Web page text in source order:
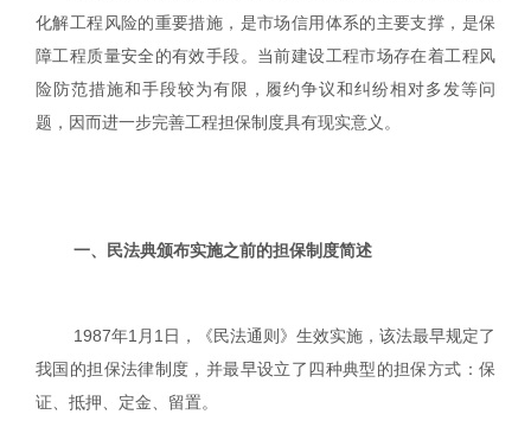
化解工程风险的重要措施，是市场信用体系的主要支撑，是保
障工程质量安全的有效手段。当前建设工程市场存在着工程风
险防范措施和手段较为有限，履约争议和纠纷相对多发等问
题，因而进一步完善工程担保制度具有现实意义。
一、民法典颁布实施之前的担保制度简述
1987年1 月 1 日，《民法通则》生效实施，该法最早规定了
我国的担保法律制度，并最早设立了四种典型的担保方式：保
证、抵押、定金、留置。